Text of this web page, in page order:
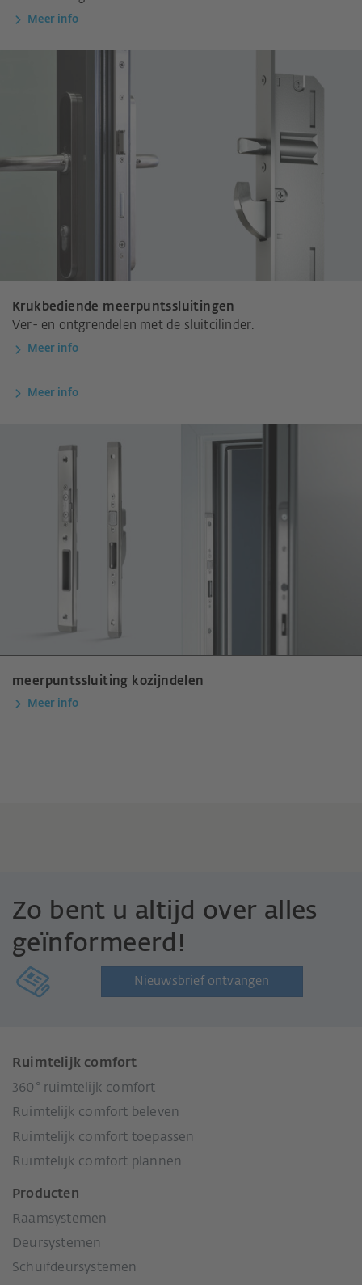
Meer info
Krukbediende meerpuntssluitingen
Ver- en ontgrendelen met de sluitcilinder.
Meer info
Meer info
meerpuntssluiting kozijndelen
Meer info
Zo bent u altijd over alles
geïnformeerd!
Nieuwsbrief ontvangen
Ruimtelijk comfort
360° ruimtelijk comfort
Ruimtelijk comfort beleven
Ruimtelijk comfort toepassen
Ruimtelijk comfort plannen
Producten
Raamsystemen
Deursystemen
Schuifdeursystemen